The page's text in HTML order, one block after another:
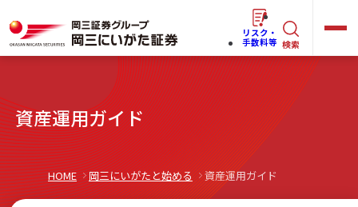
ー
ワ
ー
ド
らくらくネット情報便
リスク・
手数料等 検索
キ
ー
ド
で
探
資産運用ガイド
HOME 岡三にいがたと始める 資産運用ガイド